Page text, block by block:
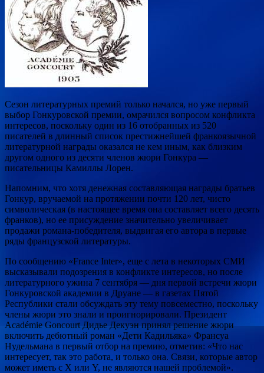
Сезон литературных премий только начался, но уже первый
выбор Гонкуровской премии, омрачился вопросом конфликта
интересов, поскольку один из 16 отобранных из 520
писателей в длинный список престижнейшей франкоязычной
литературной награды оказался не кем иным, как близким
другом одного из десяти членов жюри Гонкура —
писательницы Камиллы Лорен.
Напомним, что хотя денежная составляющая награды братьев
Гонкур, вручаемой на протяжении почти 120 лет, чисто
символическая (в настоящее время она составляет всего десять
франков), но ее присуждение значительно увеличивает
продажи романа-победителя, выдвигая его автора в первые
ряды французской литературы.
По сообщению «France Inter», еще с лета в некоторых СМИ
высказывали подозрения в конфликте интересов, но после
литературного ужина 7 сентября — дня первой встречи жюри
Гонкуровской академии в Друане — в газетах Пятой
Республики стали обсуждать эту тему повсеместно, поскольку
члены жюри это знали и проигнорировали. Президент
Académie Goncourt Дидье Декуэн принял решение жюри
включить дебютный роман «Дети Кадильяка» Франсуа
Нудельмана в первый отбор на премию, отметив: «Что нас
интересует, так это работа, и только она. Связи, которые автор
может иметь с X или Y, не являются нашей проблемой».